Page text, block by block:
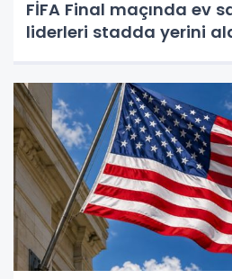
FİFA Final maçında ev
liderleri stadda yerini